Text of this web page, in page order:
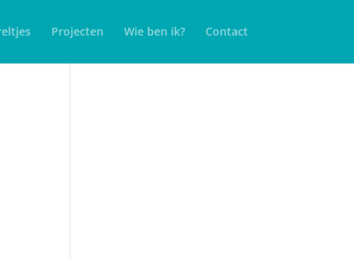
Projecten Wie ben ik? Contact